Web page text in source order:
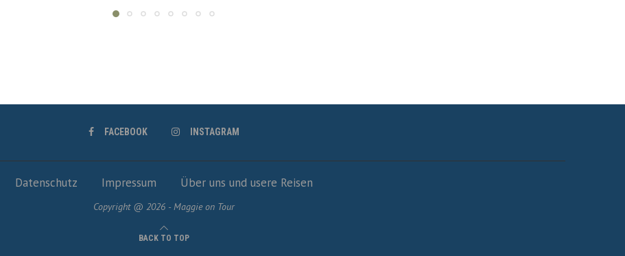
FACEBOOK INSTAGRAM
Datenschutz Impressum Über uns und usere Reisen
Copyright @ 2026 - Maggie on Tour
BACK TO TOP